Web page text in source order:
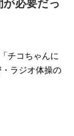
必要だっ
チコちゃんに
ラジオ体操の